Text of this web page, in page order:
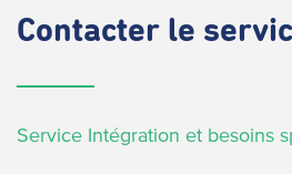
Contacter le
Service Intégration et besoins